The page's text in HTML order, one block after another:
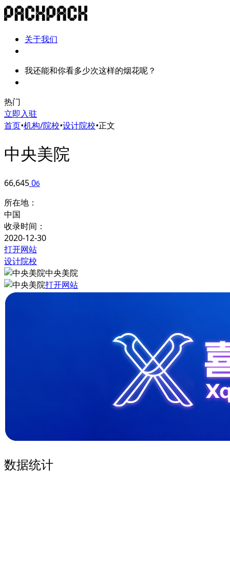
关于我们
我还能和你看多少次这样的烟花呢？
热门
立即入驻
首页•机构/院校•设计院校•正文
中央美院
66,64506
所在地：
中国
收录时间：
2020-12-30
打开网站
设计院校
中央美院
打开网站
数据统计